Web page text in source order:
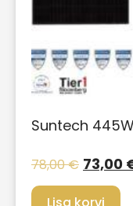
Suntech
78,00€ 73,00